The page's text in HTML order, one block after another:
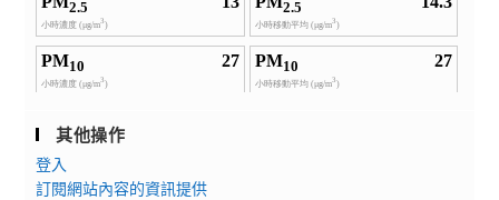
其他操作
登入
訂閱網站內容的資訊提供